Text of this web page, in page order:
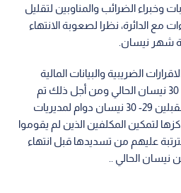
وخبراء الضرائب والمناوبين لتقليل
مع الدائرة، نظرا لصعوبة الانتهاء
شهر نيسان.
الضريبية والبيانات المالية
الاولية بقي كما هو في نهاية 30 نيسان الحالي ومن أجل ذلك تم
اعتبار يومي السبت والأحد المقبلين 29- 30 نيسان دوام لمديريات
لتمكين المكلفين الذين لم يقوموا
عليهم من تسديدها قبل انتهاء
نيسان الحالي ..